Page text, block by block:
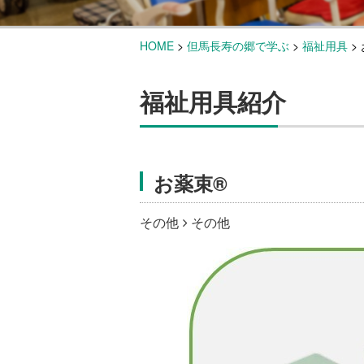
HOME > 但馬長寿の郷で学ぶ > 福祉用具 >
福祉用具紹介
お薬束®
その他 その他